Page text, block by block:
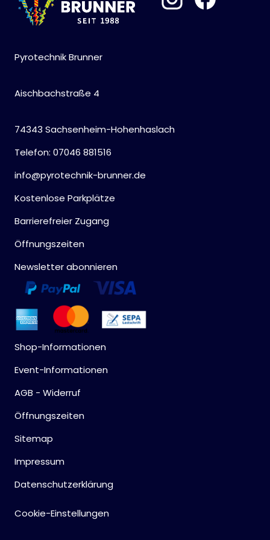
Pyrotechnik Brunner
Aischbachstraße 4
74343 Sachsenheim-Hohenhaslach
Telefon: 07046 881516
info@pyrotechnik-brunner.de
Kostenlose Parkplätze
Barrierefreier Zugang
Öffnungszeiten
Newsletter abonnieren
Shop-Informationen
Event-Informationen
AGB - Widerruf
Öffnungszeiten
Sitemap
Impressum
Datenschutzerklärung
Cookie-Einstellungen